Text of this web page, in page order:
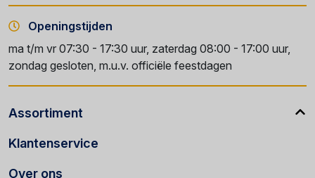
Openingstijden
ma t/m vr 07:30 - 17:30 uur, zaterdag 08:00 - 17:00 uur,
zondag gesloten, m.u.v. officiële feestdagen
Assortiment
Klantenservice
Over ons